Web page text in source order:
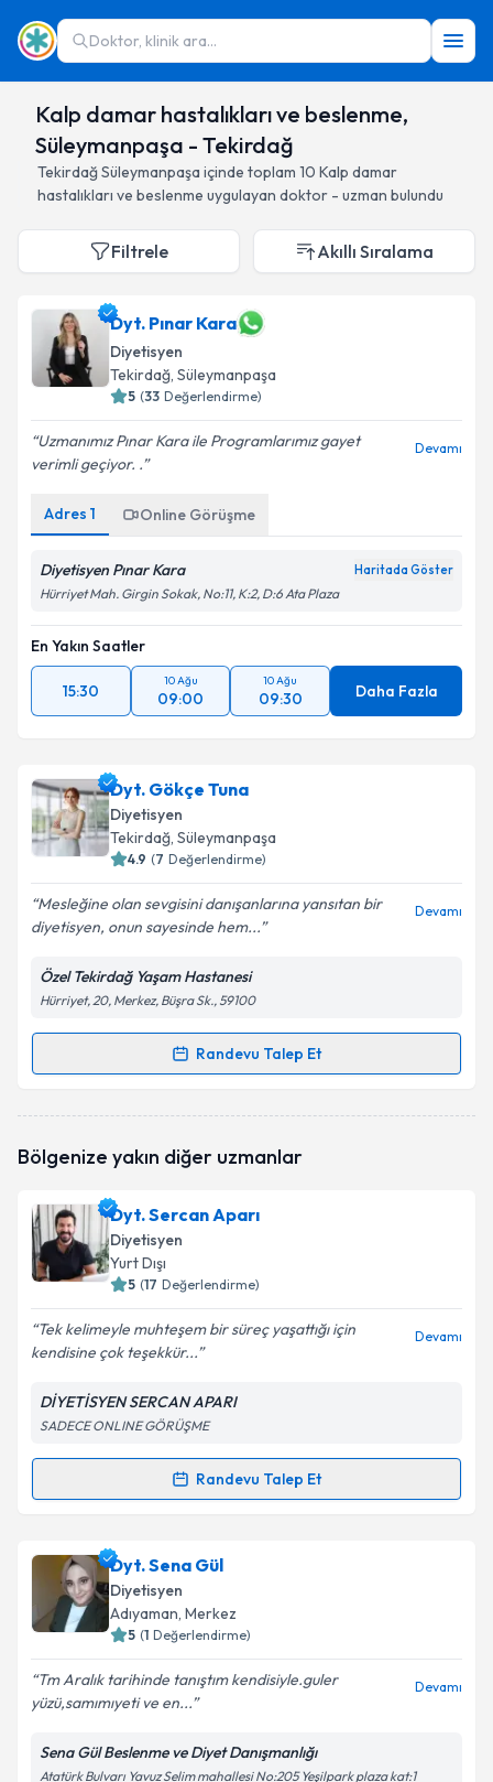
Doktor, klinik ara...
Kalp damar hastalıkları ve beslenme,
Süleymanpaşa - Tekirdağ
TekirdağSüleymanpaşa içinde toplam 10 Kalp damar
hastalıkları ve beslenme uygulayan doktor - uzman bulundu
Filtrele Akıllı Sıralama
Dyt. Pınar Kara
Diyetisyen
Tekirdağ, Süleymanpaşa
5 (33 Değerlendirme)
Uzmanımız Pınar Kara ile Programlarımız gayet
verimli geçiyor. .
Devamı
Adres 1 Online Görüşme
Diyetisyen Pınar Kara Haritada Göster
Hürriyet Mah. Girgin Sokak, No:11, K:2, D:6 Ata Plaza
En Yakın Saatler
15:30
10 Ağu
09:00
10 Ağu
09:30 Daha Fazla
Dyt. Gökçe Tuna
Diyetisyen
Tekirdağ, Süleymanpaşa
4.9 (7 Değerlendirme)
Mesleğine olan sevgisini danışanlarına yansıtan bir
diyetisyen, onun sayesinde hem...
Devamı
Özel Tekirdağ Yaşam Hastanesi
Hürriyet, 20, Merkez, Büşra Sk., 59100
Randevu Talep Et
Randevu Takvimi Talebi
oluşturun. Size bu uzmandan randevu almanız için bir
E-posta Adresiniz
Kişisel verilerimin işlenmesine ilişkinAydınlatma
Metni'ni okudum ve kişisel verilerimin belirtilen
Bölgenize yakın diğer uzmanlar
Dyt. Sercan Aparı
Diyetisyen
Yurt Dışı
5 (17 Değerlendirme)
Tek kelimeyle muhteşem bir süreç yaşattığı için
kendisine çok teşekkür...
Devamı
DİYETİSYEN SERCAN APARI
SADECE ONLINE GÖRÜŞME
Randevu Talep Et
Randevu Takvimi Talebi
Dyt. Sercan Aparıiçin randevu takvimi talebi
oluşturun. Size bu uzmandan randevu almanız için bir
takvim hazırlandığında e-posta ile bilgilendireceğiz.
Kişisel verilerimin işlenmesine ilişkin
Dyt. Sena Gül
Diyetisyen
Adıyaman, Merkez
5 (1 Değerlendirme)
Tm Aralık tarihinde tanıştım kendisiyle.guler
yüzü,samımıyeti ve en...
Devamı
Sena Gül Beslenme ve Diyet Danışmanlığı
Atatürk Bulvarı Yavuz Selim mahallesi No:205 Yeşilpark plaza kat:1